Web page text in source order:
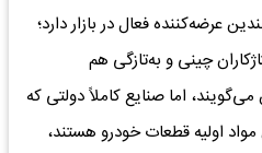
عرضه‌کننده فعال در بازار دارد؛
چینی و به‌تازگی هم
اما صنایع کاملاً دولتی که
اولیه قطعات خودرو هستند،